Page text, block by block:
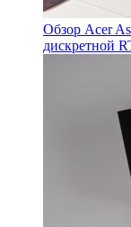
Обзор Acer
дискретной